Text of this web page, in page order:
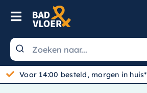
Skip to content
Toggle Navigation
Wastafels
Toiletten
Voor 14:00 besteld, morgen in huis*